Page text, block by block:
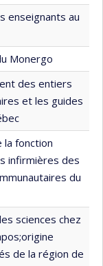
enseignants au
Monergo
des entiers
et les guides
la fonction
infirmières des
du
sciences chez
de la région de